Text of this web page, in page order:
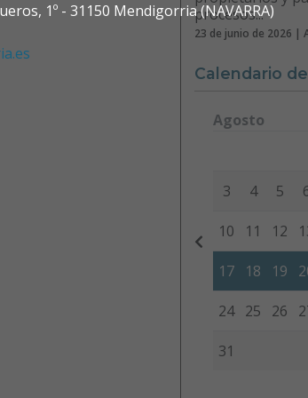
1º - 31150 Mendigorria (NAVARRA)
procesos...
23 de junio de 2026 |
Calendario
Agosto
3 4 5
10 11 12
17 18 19
24 25 26
31